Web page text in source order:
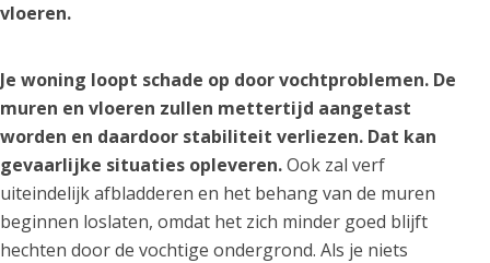
vloeren.
Je woning loopt schade op door vochtproblemen. De
muren en vloeren zullen mettertijd aangetast
worden en daardoor stabiliteit verliezen. Dat kan
gevaarlijke situaties opleveren.Ook zal verf
uiteindelijk afbladderen en het behang van de muren
beginnen loslaten, omdat het zich minder goed blijft
hechten door de vochtige ondergrond. Als je niets